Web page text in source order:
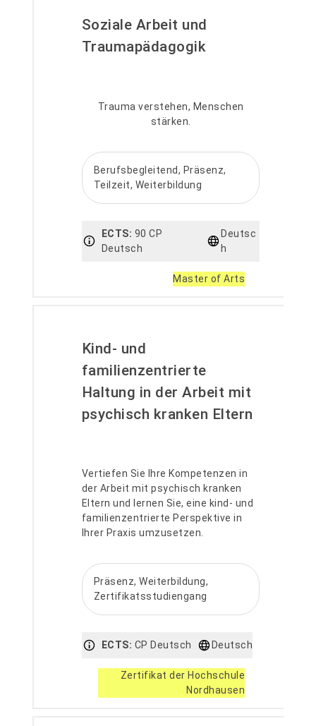
Soziale Arbeit und
Traumapädagogik
Trauma verstehen, Menschen
stärken.
Berufsbegleitend, Präsenz,
Teilzeit, Weiterbildung
ECTS: 90 CP
Deutsch
Deutsc
h
Master of Arts
Kind- und
familienzentrierte
Haltung in der Arbeit mit
psychisch kranken Eltern
Vertiefen Sie Ihre Kompetenzen in
der Arbeit mit psychisch kranken
Eltern und lernen Sie, eine kind- und
familienzentrierte Perspektive in
Ihrer Praxis umzusetzen.
Präsenz, Weiterbildung,
Zertifikatsstudiengang
ECTS: CP Deutsch Deutsch
Zertifikat der Hochschule
Nordhausen